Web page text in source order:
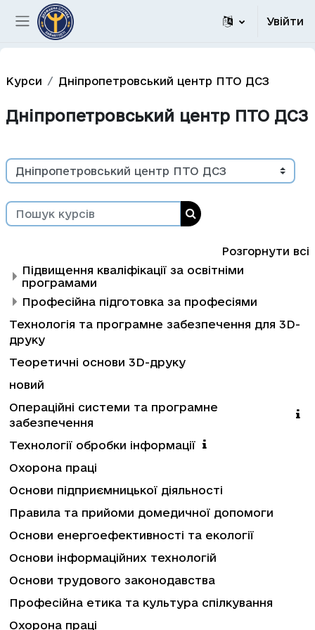
Перейти до головного вмісту
Бокова панель
Увійти
Курси Дніпропетровський центр ПТО ДСЗ
Дніпропетровський центр ПТО ДСЗ
Категорії курсів
Пошук курсів
Пошук курсів
Розгорнути всі
Підвищення кваліфікації за освітніми
програмами
Професійна підготовка за професіями
Технологія та програмне забезпечення для 3D-
друку
Теоретичні основи 3D-друку
новий
Операційні системи та програмне
забезпечення
Технології обробки інформації
Охорона праці
Основи підприємницької діяльності
Правила та прийоми домедичної допомоги
Основи енергоефективності та екології
Основи інформаційних технологій
Основи трудового законодавства
Професійна етика та культура спілкування
Охорона праці